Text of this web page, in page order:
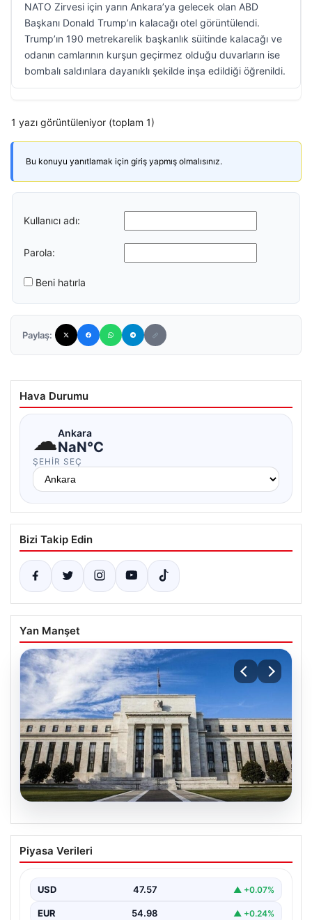
NATO Zirvesi için yarın Ankara’ya gelecek olan ABD
Başkanı Donald Trump’ın kalacağı otel görüntülendi.
Trump’ın 190 metrekarelik başkanlık süitinde kalacağı ve
odanın camlarının kurşun geçirmez olduğu duvarların ise
bombalı saldırılara dayanıklı şekilde inşa edildiği öğrenildi.
1 yazı görüntüleniyor (toplam 1)
Bu konuyu yanıtlamak için giriş yapmış olmalısınız.
Kullanıcı adı:
Parola:
Beni hatırla
Paylaş:
Hava Durumu
☁Ankara
NaN°C
ŞEHIR SEÇ
Bizi Takip Edin
Yan Manşet
04.08.2026
FED Nisan Ayı Faiz Kararı Ne Zaman,
Saat Kaçta? Güncel Beklentiler ve
ABD Merkez Bankası (FED) nisan ayı faiz kararı, finansal
Piyasa Verileri
USD 47.57 ▲ +0.07%
EUR 54.98 ▲ +0.24%